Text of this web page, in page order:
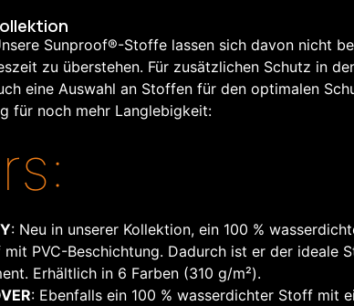
Sunproof®-Stoffe lassen sich davon nicht
zu überstehen. Für zusätzlichen Schutz in
eine Auswahl an Stoffen für den optimalen
für noch mehr Langlebigkeit:
: Neu in unserer Kollektion, ein 100 %
mit PVC-Beschichtung. Dadurch ist er der ideale
Erhältlich in 6 Farben (310 g/m²).
: Ebenfalls ein 100 % wasserdichter Stoff mit